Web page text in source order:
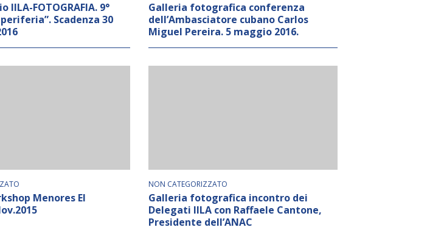
IILA-FOTOGRAFIA. 9°
Scadenza 30
Galleria fotografica conferenza
dell’Ambasciatore cubano Carlos
Miguel Pereira. 5 maggio 2016.
Menores El
NON CATEGORIZZATO
Galleria fotografica incontro dei
Delegati IILA con Raffaele Cantone,
Presidente dell’ANAC